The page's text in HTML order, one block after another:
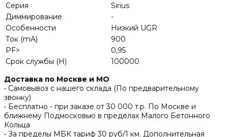
Серия
Sirius
Диммирование
-
Особенности
Низкий UGR
Ток (mA)
900
PF>
0,95
Срок службы (H)
100000
Доставка по Москве и МО
• Самовывоз с нашего склада (По предварительному
звонку)
• Бесплатно - при заказе от 30 000 т.р. По Москве и
ближнему Подмосковью в пределах Малого Бетонного
Кольца
• За пределы МБК тариф 30 руб/1 км. Дополнительная